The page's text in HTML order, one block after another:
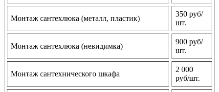
Монтаж сантехлюка (металл, пластик)
350 руб/
шт.
Монтаж сантехлюка (невидимка)
900 руб/
шт.
Монтаж сантехнического шкафа
2 000
руб/шт.